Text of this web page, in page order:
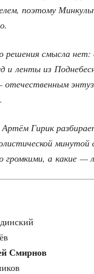
поэто­му
реше­ния смыс­ла
и лен­ты из
Гирик
гром­ки­ми, а какие
Смирнов